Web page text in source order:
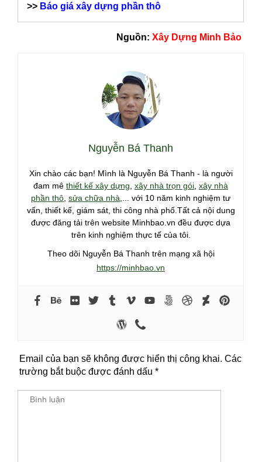
>> Báo giá xây dựng phần thô
Nguồn: Xây Dựng Minh Bảo
Nguyễn Bá Thanh
Xin chào các bạn! Mình là Nguyễn Bá Thanh - là người
đam mê thiết kế xây dựng xây nhà trọn gói xây nhà
phần thô sửa chữa nhà ,... với 10 năm kinh nghiệm tư
vấn, thiết kế, giám sát, thi công nhà phố.Tất cả nội dung
được đăng tải trên website Minhbao.vn đều được dựa
trên kinh nghiệm thực tế của tôi.
Theo dõi Nguyễn Bá Thanh trên mạng xã hội
https://minhbao.vn
Email của bạn sẽ không được hiển thị công khai. Các
trường bắt buộc được đánh dấu *